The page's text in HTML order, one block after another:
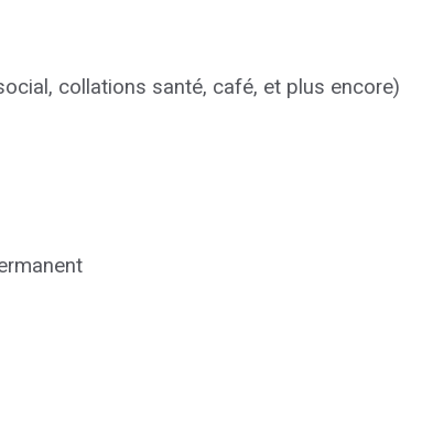
collations santé, café, et plus encore)